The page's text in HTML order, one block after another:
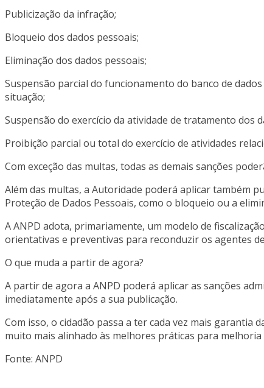
Publicização da infração;
Bloqueio dos dados pessoais;
Eliminação dos dados pessoais;
Suspensão parcial do funcionamento do banco de
situação;
Suspensão do exercício da atividade de tratamento
Proibição parcial ou total do exercício de atividades
Com exceção das multas, todas as demais sanções
Além das multas, a Autoridade poderá aplicar também
Proteção de Dados Pessoais, como o bloqueio ou a
A ANPD adota, primariamente, um modelo de
orientativas e preventivas para reconduzir os agentes
O que muda a partir de agora?
A partir de agora a ANPD poderá aplicar as sanções
imediatamente após a sua publicação.
Com isso, o cidadão passa a ter cada vez mais
muito mais alinhado às melhores práticas para
Fonte: ANPD